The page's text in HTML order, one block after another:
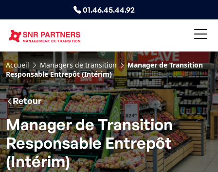
01.46.45.44.92
Accueil Managers de transition
Manager de Transition
Responsable Entrepôt (Intérim)
Retour
Manager de Transition
Responsable Entrepôt
(Intérim)